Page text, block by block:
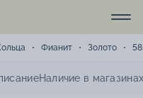
Фианит Золото
Наличие в